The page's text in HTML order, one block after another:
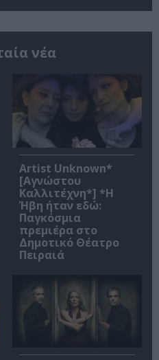
νέα
Artist Unknown*
[Αγνώστου
Καλλιτέχνη*] *Η
Ήβη ήταν εδώ:
Παγκόσμια
πρεμιέρα στο
Δημοτικό Θέατρο
Πειραιά